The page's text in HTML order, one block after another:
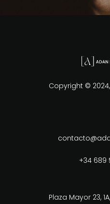
Copyright ©
+34 689
Plaza Mayor 23,